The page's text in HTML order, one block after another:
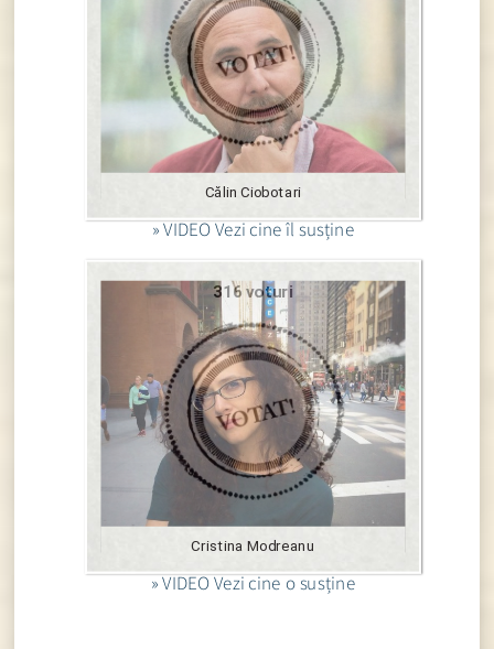
Călin Ciobotari
» VIDEO Vezi cine îl susține
Cristina Modreanu
316 voturi
» VIDEO Vezi cine o susține